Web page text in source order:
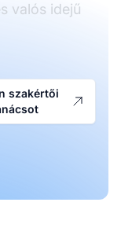
valós idejű
szakértői